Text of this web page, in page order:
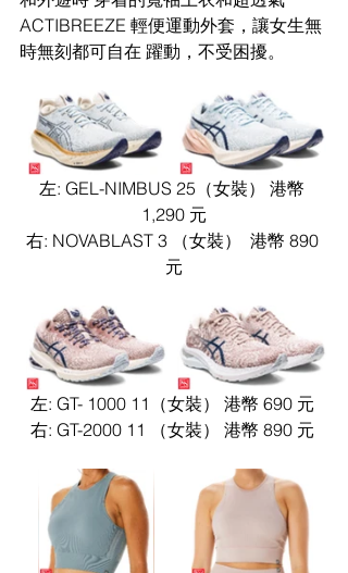
ACTIBREEZE 輕便運動外套，讓女生無
時無刻都可自在 躍動，不受困擾。
左: GEL-NIMBUS 25（女裝） 港幣
1,290 元
右: NOVABLAST 3 （女裝）  港幣 890
元
左: GT- 1000 11（女裝） 港幣 690 元
右: GT-2000 11 （女裝） 港幣 890 元